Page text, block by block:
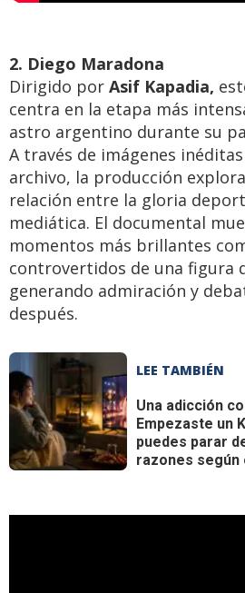
2. Diego Maradona
Dirigido por Asif Kapadia,
centra en la etapa más
astro argentino durante su
A través de imágenes
archivo, la producción
relación entre la gloria
mediática. El documental
momentos más brillantes
controvertidos de una figura
generando admiración y
después.
LEE TAMBIÉN
Una adicción
Empezaste un
puedes parar
razones según